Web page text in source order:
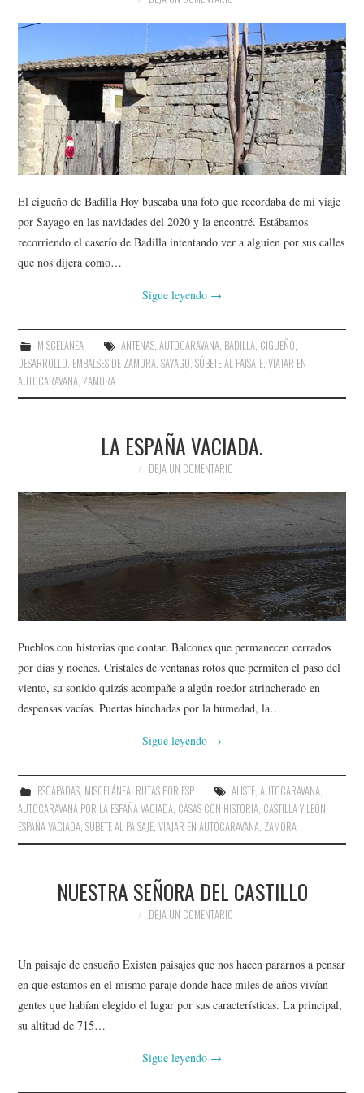
El cigueño de Badilla Hoy buscaba una foto que recordaba de mi viaje
por Sayago en las navidades del 2020 y la encontré. Estábamos
recorriendo el caserío de Badilla intentando ver a alguien por sus calles
que nos dijera como…
Sigue leyendo →
MISCELÁNEA ANTENAS, AUTOCARAVANA, BADILLA, CIGUEÑO
DESARROLLO EMBALSES DE ZAMORA ,SAYAGO ,SÚBETE AL PAISAJE ,VIAJAR EN
AUTOCARAVANA ZAMORA
LA ESPAÑA VACIADA.
DEJA UN COMENTARIO
Pueblos con historias que contar. Balcones que permanecen cerrados
por días y noches. Cristales de ventanas rotos que permiten el paso del
viento, su sonido quizás acompañe a algún roedor atrincherado en
despensas vacías. Puertas hinchadas por la humedad, la…
Sigue leyendo →
ESCAPADAS, MISCELÁNEA, RUTAS POR ESP ALISTE, AUTOCARAVANA,
AUTOCARAVANA POR LA ESPAÑA VACIADA CASAS CON HISTORIA CASTILLA Y LEÓN
ESPAÑA VACIADA ,SÚBETE AL PAISAJE ,VIAJAR EN AUTOCARAVANA ZAMORA
NUESTRA SEÑORA DEL CASTILLO
DEJA UN COMENTARIO
Un paisaje de ensueño Existen paisajes que nos hacen pararnos a pensar
en que estamos en el mismo paraje donde hace miles de años vivían
gentes que habían elegido el lugar por sus características. La principal,
su altitud de 715…
Sigue leyendo →